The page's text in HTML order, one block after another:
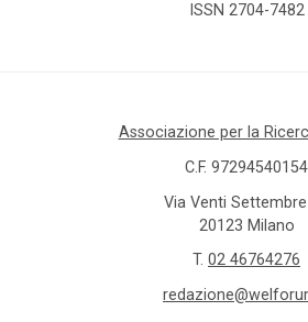
ISSN 2704-7482
Associazione per la
C.F. 97294540154
Via Venti
20123 Milano
T. 02 46764276